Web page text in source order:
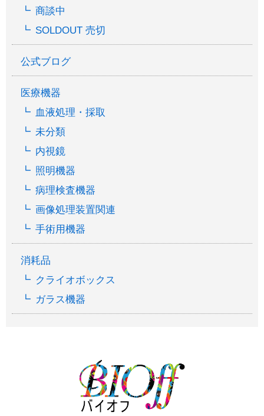
商談中
SOLDOUT 売切
公式ブログ
医療機器
血液処理・採取
未分類
内視鏡
照明機器
病理検査機器
画像処理装置関連
手術用機器
消耗品
クライオボックス
ガラス機器